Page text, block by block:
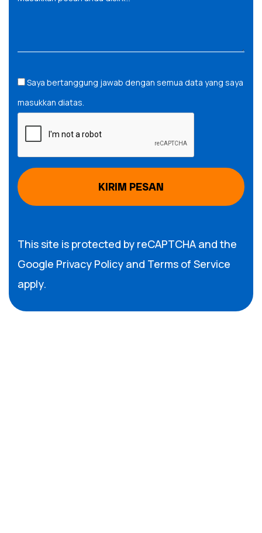
Saya bertanggung jawab dengan semua data yang saya
masukkan diatas.
KIRIM PESAN
This site is protected by reCAPTCHA and the
Google Privacy Policy and Terms of Service
apply.